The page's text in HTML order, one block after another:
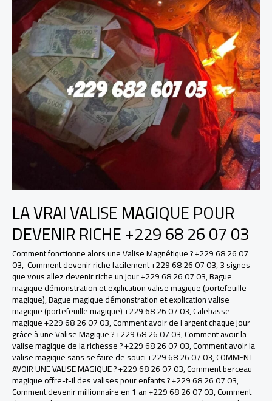
LA VRAI VALISE MAGIQUE POUR
DEVENIR RICHE +229 68 26 07 03
Comment fonctionne alors une Valise Magnétique ? +229 68 26 07
03, Comment devenir riche facilement +229 68 26 07 03,3 signes
que vous allez devenir riche un jour +229 68 26 07 03,Bague
magique démonstration et explication valise magique (portefeuille
magique),Bague magique démonstration et explication valise
magique (portefeuille magique) +229 68 26 07 03,Calebasse
magique +229 68 26 07 03,Comment avoir de l’argent chaque jour
grâce à une Valise Magique ? +229 68 26 07 03,Comment avoir la
valise magique de la richesse ? +229 68 26 07 03,Comment avoir la
valise magique sans se faire de souci +229 68 26 07 03,COMMENT
AVOIR UNE VALISE MAGIQUE ? +229 68 26 07 03,Comment berceau
magique offre-t-il des valises pour enfants ? +229 68 26 07 03,
Comment devenir millionnaire en 1 an +229 68 26 07 03,Comment